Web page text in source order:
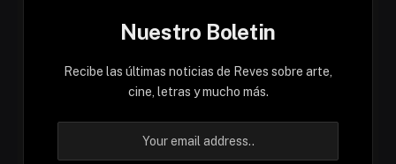
Nuestro Boletin
Recibe las últimas noticias de Reves sobre arte,
cine, letras y mucho más.